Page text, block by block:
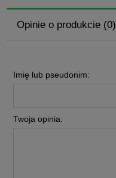
Opinie o produkcie (0)
Imię lub pseudonim:
Twoja opinia: